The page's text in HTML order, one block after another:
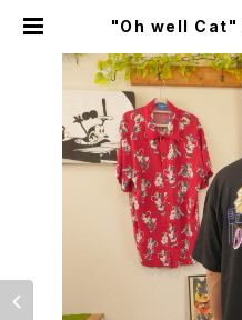
"Oh well Cat"